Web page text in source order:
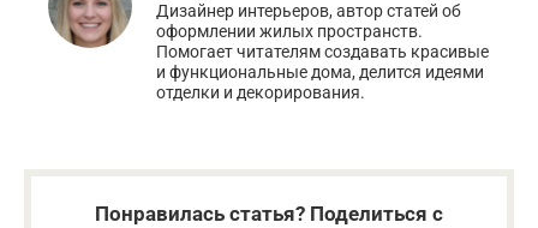
Дизайнер интерьеров, автор статей об
оформлении жилых пространств.
Помогает читателям создавать красивые
и функциональные дома, делится идеями
отделки и декорирования.
Понравилась статья? Поделиться с